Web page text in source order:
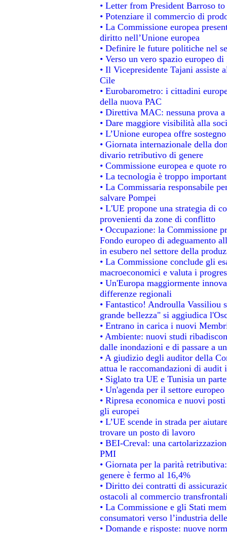
• Letter from President Barroso
• Potenziare il commercio di
• La Commissione europea
diritto nell’Unione europea
• Definire le future politiche nel
• Verso un vero spazio europeo
• Il Vicepresidente Tajani assiste
Cile
• Eurobarometro: i cittadini
della nuova PAC
• Direttiva MAC: nessuna prova
• Dare maggiore visibilità alla
• L’Unione europea offre
• Giornata internazionale della
divario retributivo di genere
• Commissione europea e quote
• La tecnologia è troppo
• La Commissaria responsabile
salvare Pompei
• L'UE propone una strategia di
provenienti da zone di conflitto
• Occupazione: la Commissione
Fondo europeo di adeguamento
in esubero nel settore della
• La Commissione conclude gli
macroeconomici e valuta i
• Un'Europa maggiormente
differenze regionali
• Fantastico! Androulla Vassiliou
grande bellezza" si aggiudica
• Entrano in carica i nuovi
• Ambiente: nuovi studi
dalle inondazioni e di passare a
• A giudizio degli auditor della
attua le raccomandazioni di audit
• Siglato tra UE e Tunisia un
• Un'agenda per il settore
• Ripresa economica e nuovi
gli europei
• L’UE scende in strada per
trovare un posto di lavoro
• BEI-Creval: una
PMI
• Giornata per la parità
genere è fermo al 16,4%
• Diritto dei contratti di
ostacoli al commercio
• La Commissione e gli Stati
consumatori verso l’industria
• Domande e risposte: nuove